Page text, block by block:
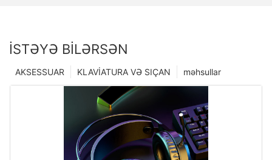
İSTƏYƏ BILƏRSƏN
məhsullar
KLAVİATURA VƏ SIÇAN
AKSESSUAR